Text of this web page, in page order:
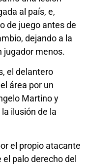
al país, e,
de juego antes de
dejando a la
jugador menos.
el delantero
área por un
Martino y
ilusión de la
el propio atacante
palo derecho del